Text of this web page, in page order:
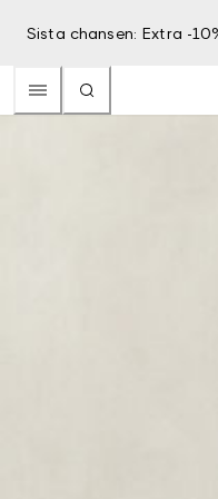
Sista chansen: Extra -